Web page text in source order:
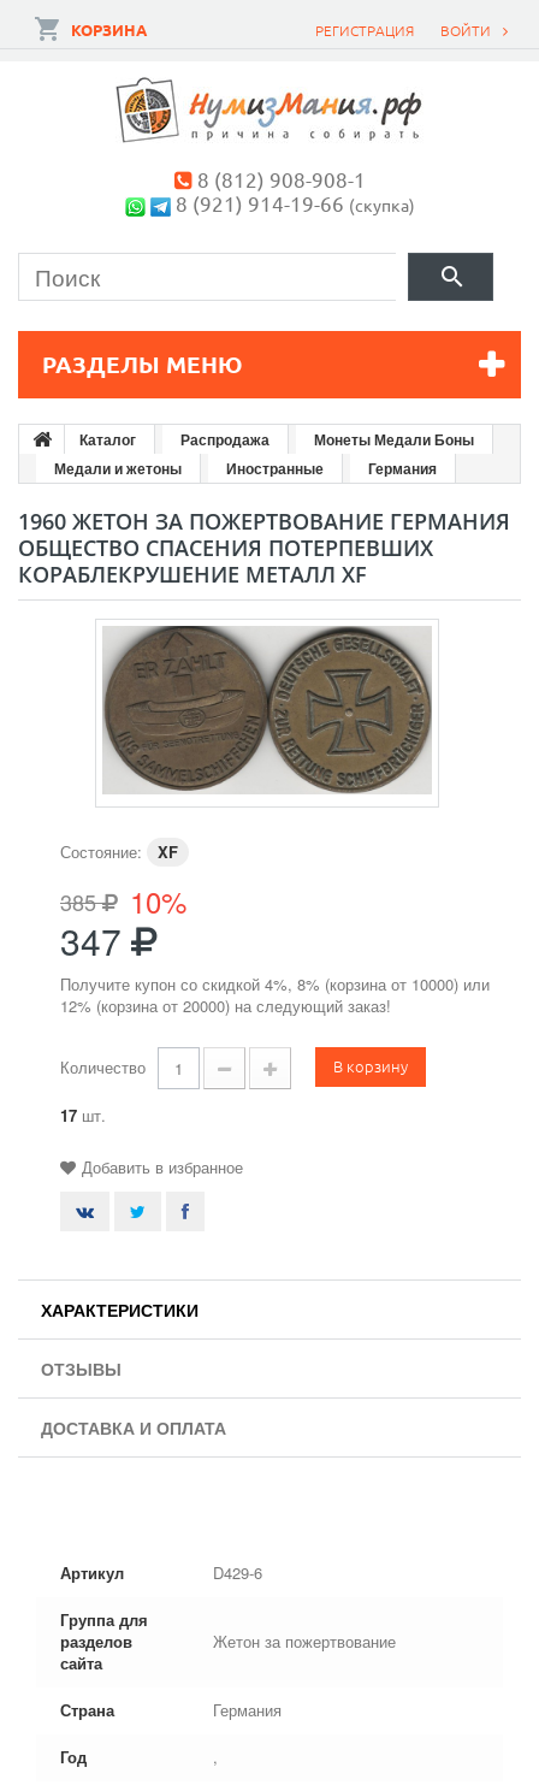
ВОЙТИ
РЕГИСТРАЦИЯ
КОРЗИНА
8 (812) 908-908-1
8 (921) 914-19-66 (скупка)
РАЗДЕЛЫ МЕНЮ
Каталог Распродажа
Монеты Медали Боны
Медали и жетоны
Иностранные Германия
1960 ЖЕТОН ЗА ПОЖЕРТВОВАНИЕ ГЕРМАНИЯ
ОБЩЕСТВО СПАСЕНИЯ ПОТЕРПЕВШИХ
КОРАБЛЕКРУШЕНИЕ МЕТАЛЛ XF
Состояние: XF
385 10%
347
Получите купон со скидкой 4%, 8% (корзина от 10000) или
12% (корзина от 20000) на следующий заказ!
Количество В корзину
17 шт.
Добавить в избранное
ХАРАКТЕРИСТИКИ
ОТЗЫВЫ
ДОСТАВКА И ОПЛАТА
Артикул D429-6
Группа для
разделов
сайта
Жетон за пожертвование
Страна Германия
Год ,